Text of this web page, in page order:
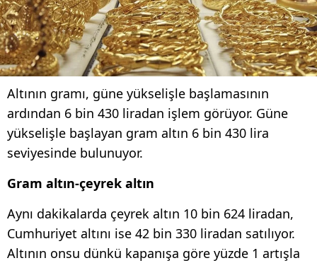
Altının gramı, güne yükselişle başlamasının
ardından 6 bin 430 liradan işlem görüyor. Güne
yükselişle başlayan gram altın 6 bin 430 lira
seviyesinde bulunuyor.
Gram altın-çeyrek altın
Aynı dakikalarda çeyrek altın 10 bin 624 liradan,
Cumhuriyet altını ise 42 bin 330 liradan satılıyor.
Altının onsu dünkü kapanışa göre yüzde 1 artışla